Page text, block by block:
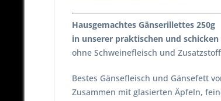
Hausgemachtes Gänserillettes 250g
in unserer praktischen und
ohne Schweinefleisch und
Bestes Gänsefleisch und Gänsefett
Zusammen mit glasierten Äpfeln,